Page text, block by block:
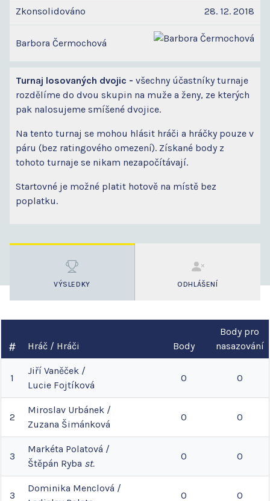
Zkonsolidováno 28. 12. 2018
Barbora Čermochová
Turnaj losovaných dvojic - všechny účastníky turnaje
rozdělíme do dvou skupin na muže a ženy, ze kterých
pak nalosujeme smíšené dvojice.
Na tento turnaj se mohou hlásit hráči a hráčky pouze v
páru (bez ratingového omezení). Získané body z
tohoto turnaje se nikam nezapočítávají.
Startovné je možné platit hotově na místě bez
poplatku.
VÝSLEDKY ODHLÁŠENÍ
Hráč / Hráči Body
Body pro
nasazování
1
Jiří Vaněček /
Lucie Fojtíková
0 0
2
Miroslav Urbánek /
Zuzana Šimánková
0 0
3
Markéta Polatová /
Štěpán Ryba st.
0 0
3
Dominika Menclová /
0 0